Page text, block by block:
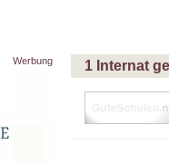
Werbung 1 Internat